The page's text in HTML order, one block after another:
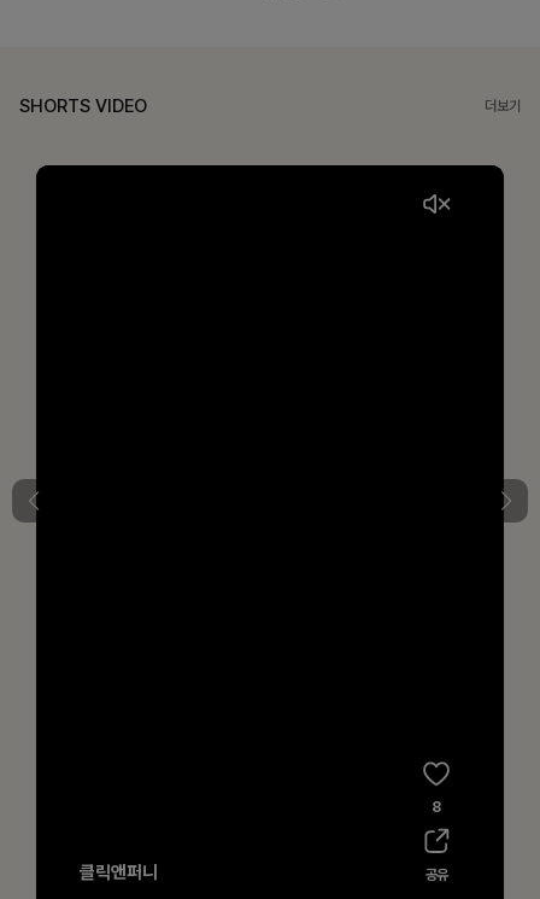
SHORTS VIDEO 더보기